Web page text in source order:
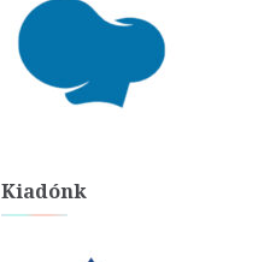
Kiadónk